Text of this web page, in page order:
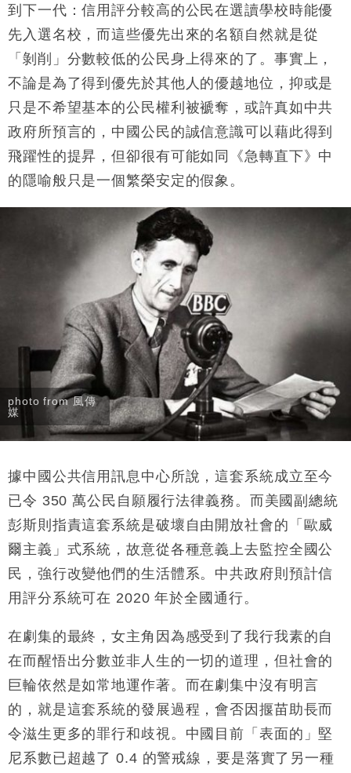
到下一代：信用評分較高的公民在選讀學校時能優
先入選名校，而這些優先出來的名額自然就是從
「剝削」分數較低的公民身上得來的了。事實上，
不論是為了得到優先於其他人的優越地位，抑或是
只是不希望基本的公民權利被褫奪，或許真如中共
政府所預言的，中國公民的誠信意識可以藉此得到
飛躍性的提昇，但卻很有可能如同《急轉直下》中
的隱喻般只是一個繁榮安定的假象。
photo from 風傳
媒
據中國公共信用訊息中心所說，這套系統成立至今
已令 350 萬公民自願履行法律義務。而美國副總統
彭斯則指責這套系統是破壞自由開放社會的「歐威
爾主義」式系統，故意從各種意義上去監控全國公
民，強行改變他們的生活體系。中共政府則預計信
用評分系統可在 2020 年於全國通行。
在劇集的最終，女主角因為感受到了我行我素的自
在而醒悟出分數並非人生的一切的道理，但社會的
巨輪依然是如常地運作著。而在劇集中沒有明言
的，就是這套系統的發展過程，會否因揠苗助長而
令滋生更多的罪行和歧視。中國目前「表面的」堅
尼系數已超越了 0.4 的警戒線，要是落實了另一種